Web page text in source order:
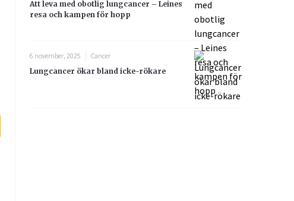
Att leva med obotlig lungcancer – Leines
resa och kampen för hopp
6 november, 2025
Cancer
Lungcancer ökar bland icke-rökare